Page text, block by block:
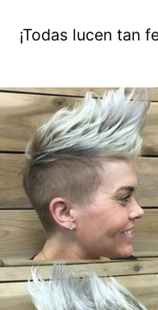
¡Todas lucen tan